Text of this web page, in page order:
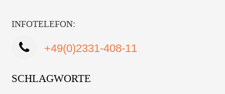
INFOTELEFON:
+49(0)2331-408-11
SCHLAGWORTE